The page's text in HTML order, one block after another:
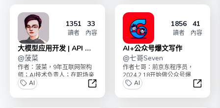
1351
讀者
33
內容
大模型应用开发 | API 实
操
@菠菜
作者：菠菜，9年互联网架构
师；AI技术负责人；在职场亲
手带出多个年入百万 P8+ 人
才；“AI破局俱...
AI
大模型应用开发 | API 实操
1856
讀者
41
內容
AI+公众号爆文写作
@七哥Seven
作者七哥：前京东程序员，
2024.2.18开始做公众号爆
文，4个月涨粉10000+， 流量
主变现4w...
AI
AI+公